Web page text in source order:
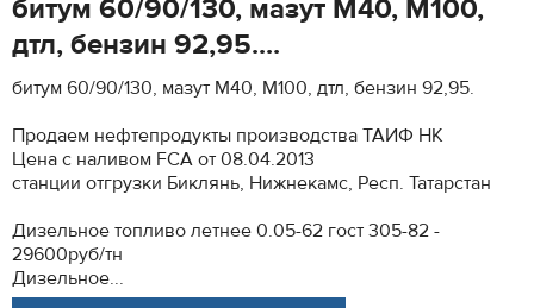
битум 60/90/130, мазут М40, М100,
дтл, бензин 92,95....
битум 60/90/130, мазут М40, М100, дтл, бензин 92,95.
Продаем нефтепродукты производства ТАИФ НК
Цена с наливом FCA от 08.04.2013
станции отгрузки Биклянь, Нижнекамс, Респ. Татарстан
Дизельное топливо летнее 0.05-62 гост 305-82 -
29600руб/тн
Дизельное...